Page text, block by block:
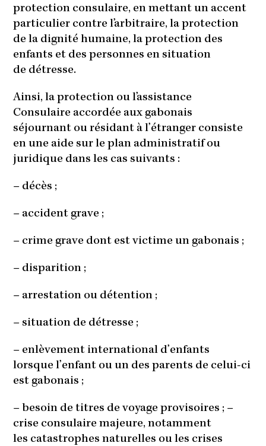
protection consulaire, en mettant un accent
particulier contre l’arbitraire, la protection
de la dignité humaine, la protection des
enfants et des personnes en situation
de détresse.
Ainsi, la protection ou l’assistance
Consulaire accordée aux gabonais
séjournant ou résidant à l’étranger consiste
en une aide sur le plan administratif ou
juridique dans les cas suivants :
– décès ;
– accident grave ;
– crime grave dont est victime un gabonais ;
– disparition ;
– arrestation ou détention ;
– situation de détresse ;
– enlèvement international d’enfants
lorsque l’enfant ou un des parents de celui-ci
est gabonais ;
– besoin de titres de voyage provisoires ; –
crise consulaire majeure, notamment
les catastrophes naturelles ou les crises